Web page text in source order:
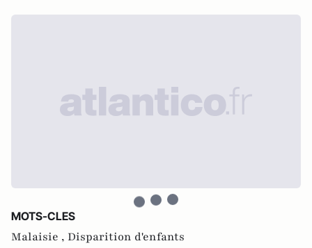
MOTS-CLES
Malaisie , Disparition d'enfants